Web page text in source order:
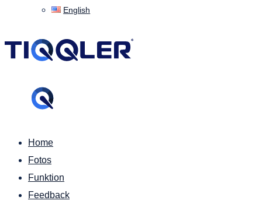
English
Home
Fotos
Funktion
Feedback